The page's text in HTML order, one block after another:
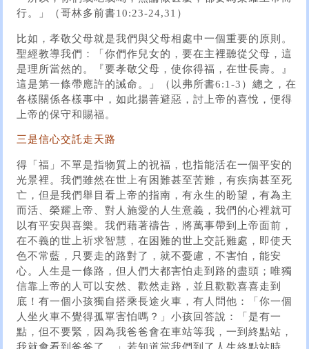
行。」（哥林多前書10:23-24,31）
比如，孝敬父母就是我們與父母相處中一個重要的原則。
聖經教導我們：「你們作兒女的，要在主裡聽從父母，這
是理所當然的。『要孝敬父母，使你得福，在世長壽。』
這是第一條帶應許的誡命。」（以弗所書6:1-3）總之，在
各樣關係各樣事中，如此揚善避惡，討上帝的喜悅，便得
上帝的保守和賜福。
三是信心交託走天路
得「福」不單是指物質上的祝福，也指能活在一個平安的
光景裡。我們雖然在世上有困難甚至苦難，有疾病甚至死
亡，但是我們舉目看上帝的指南，有永生的盼望，有為主
而活、榮耀上帝、對人施愛的人生意義，我們的心裡就可
以有平安與喜樂。我們藉著禱告，將萬事帶到上帝面前，
在不義的世上祈求智慧，在困難的世上交託難處，即使天
色不常藍，只要走的路對了，就不憂慮，不害怕，能安
心。人生是一條路，但人們大都害怕走到路的盡頭；唯獨
信靠上帝的人可以安然、歡然走路，並且歡歡喜喜走到
底！有一個小孩獨自搭乘長途火車，有人問他：「你一個
人坐火車不覺得孤單害怕嗎？」小孩回答說：「是有一
點，但不要緊，因為我爸爸會在車站等我，一到終點站，